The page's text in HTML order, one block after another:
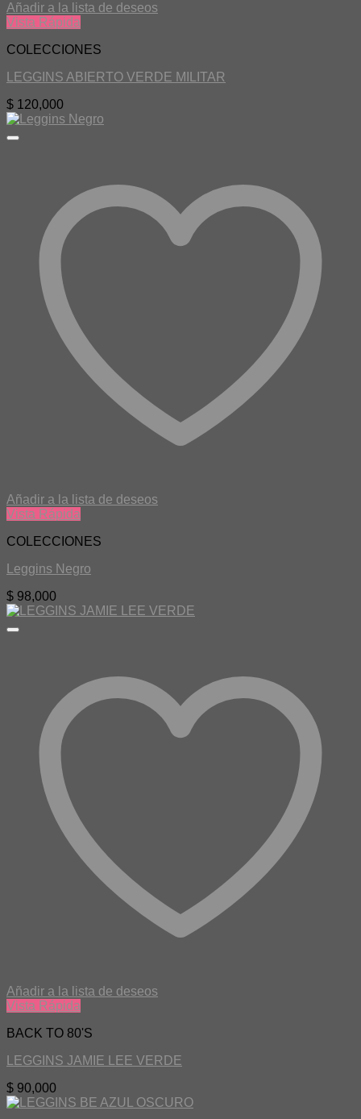
Añadir a la lista de deseos
Vista Rápida
COLECCIONES
LEGGINS ABIERTO VERDE MILITAR
$ 120,000
Añadir a la lista de deseos
Vista Rápida
COLECCIONES
Leggins Negro
$ 98,000
Añadir a la lista de deseos
Vista Rápida
BACK TO 80'S
LEGGINS JAMIE LEE VERDE
$ 90,000